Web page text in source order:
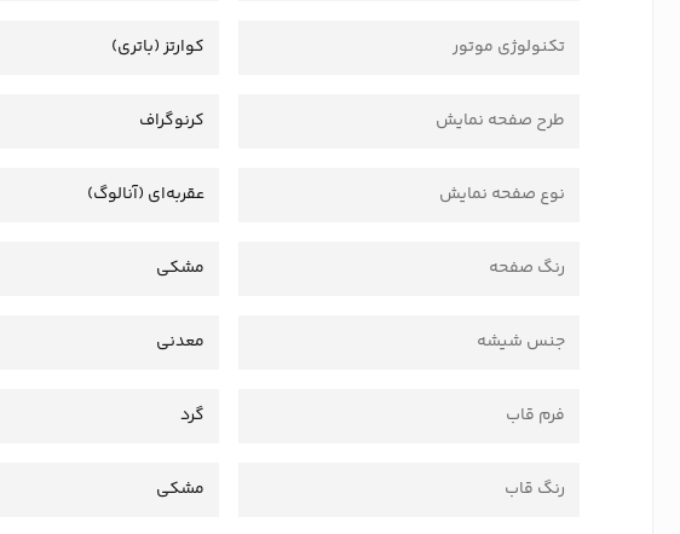
تکنولوژی موتور کوارتز (باتری)
طرح صفحه نمایش کرنوگراف
نوع صفحه نمایش عقربه‌ای (آنالوگ)
رنگ صفحه مشکی
جنس شیشه معدنی
فرم قاب گرد
رنگ قاب مشکی